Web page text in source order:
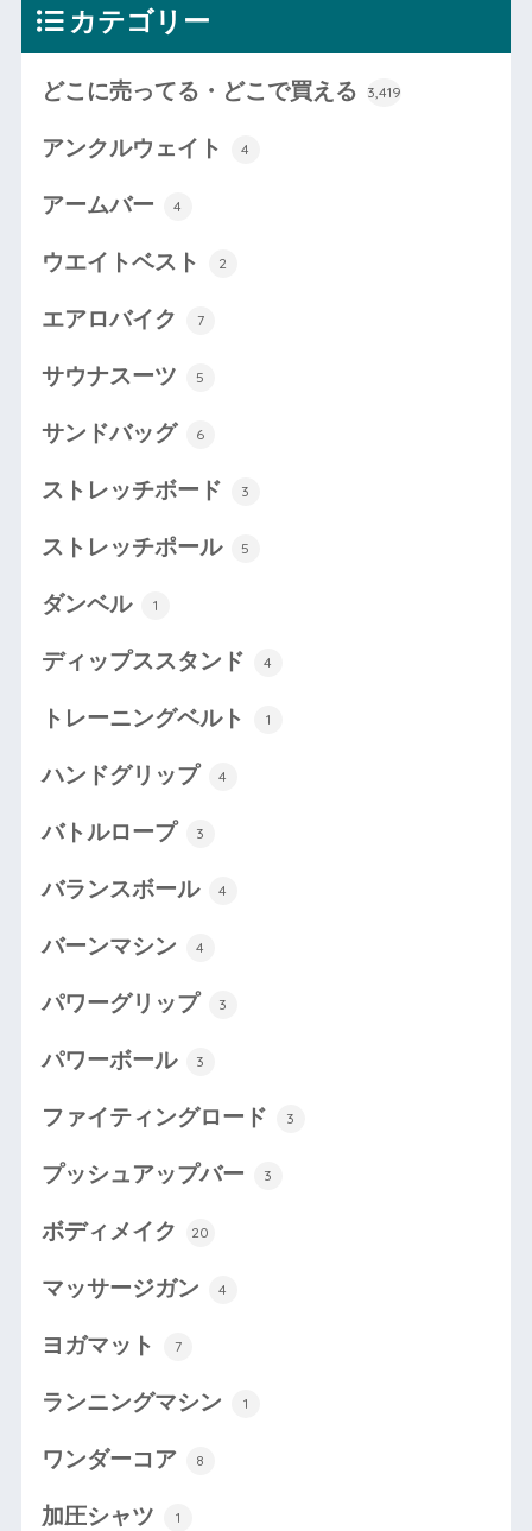
カテゴリー
どこに売ってる・どこで買える 3,419
アンクルウェイト 4
アームバー 4
ウエイトベスト 2
エアロバイク 7
サウナスーツ 5
サンドバッグ 6
ストレッチボード 3
ストレッチポール 5
ダンベル 1
ディップススタンド 4
トレーニングベルト 1
ハンドグリップ 4
バトルロープ 3
バランスボール 4
バーンマシン 4
パワーグリップ 3
パワーボール 3
ファイティングロード 3
プッシュアップバー 3
ボディメイク 20
マッサージガン 4
ヨガマット 7
ランニングマシン 1
ワンダーコア 8
加圧シャツ 1